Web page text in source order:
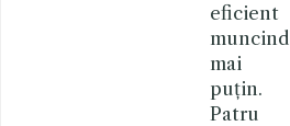
eficient
muncind
mai
puțin.
Patru